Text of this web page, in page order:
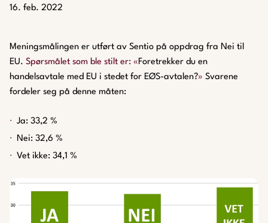
16. feb. 2022
Meningsmålingen er utført av Sentio på oppdrag fra Nei til
EU. Spørsmålet som ble stilt er: «Foretrekker du en
handelsavtale med EU i stedet for EØS-avtalen?» Svarene
fordeler seg på denne måten:
Ja: 33,2 %
Nei: 32,6 %
Vet ikke: 34,1 %